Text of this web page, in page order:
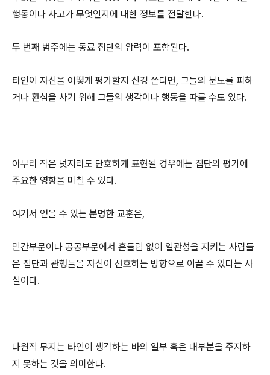
행동이나 사고가 무엇인지에 대한 정보를 전달한다.
두 번째 범주에는 동료 집단의 압력이 포함된다.
타인이 자신을 어떻게 평가할지 신경 쓴다면, 그들의 분노를 피하
거나 환심을 사기 위해 그들의 생각이나 행동을 따를 수도 있다.
아무리 작은 넛지라도 단호하게 표현될 경우에는 집단의 평가에
주요한 영향을 미칠 수 있다.
여기서 얻을 수 있는 분명한 교훈은,
민간부문이나 공공부문에서 흔들림 없이 일관성을 지키는 사람들
은 집단과 관행들을 자신이 선호하는 방향으로 이끌 수 있다는 사
실이다.
다원적 무지는 타인이 생각하는 바의 일부 혹은 대부분을 주지하
지 못하는 것을 의미한다.